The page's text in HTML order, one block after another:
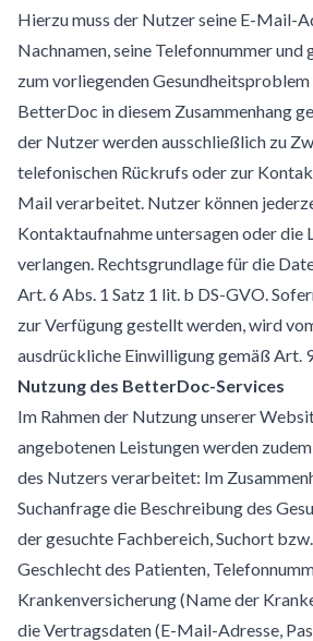
Hierzu muss der Nutzer seine E-Mail-
Nachnamen, seine Telefonnummer
zum vorliegenden
BetterDoc in diesem Zusammenhang
der Nutzer werden ausschließlich zu
telefonischen Rückrufs oder zur
Mail verarbeitet. Nutzer können
Kontaktaufnahme untersagen oder die
verlangen. Rechtsgrundlage für die
Art. 6 Abs. 1 Satz 1 lit. b DS-GVO.
zur Verfügung gestellt werden, wird
ausdrückliche Einwilligung gemäß Art.
Nutzung des BetterDoc-Services
Im Rahmen der Nutzung unserer
angebotenen Leistungen werden
des Nutzers verarbeitet: Im
Suchanfrage die Beschreibung des
der gesuchte Fachbereich, Suchort
Geschlecht des Patienten,
Krankenversicherung (Name der
die Vertragsdaten (E-Mail-Adresse,